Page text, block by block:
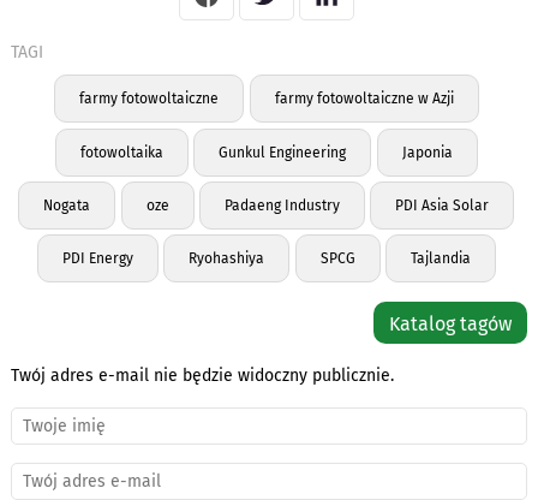
TAGI
farmy fotowoltaiczne farmy fotowoltaiczne w Azji
fotowoltaika Gunkul Engineering Japonia
Nogata oze Padaeng Industry PDI Asia Solar
PDI Energy Ryohashiya SPCG Tajlandia
Katalog tagów
Twój adres e-mail nie będzie widoczny publicznie.